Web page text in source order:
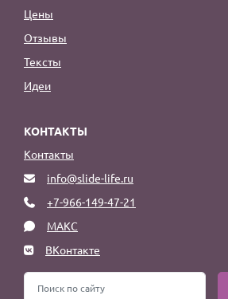
Цены
Отзывы
Тексты
Идеи
КОНТАКТЫ
Контакты
info@slide-life.ru
+7-966-149-47-21
МАКС
ВКонтакте